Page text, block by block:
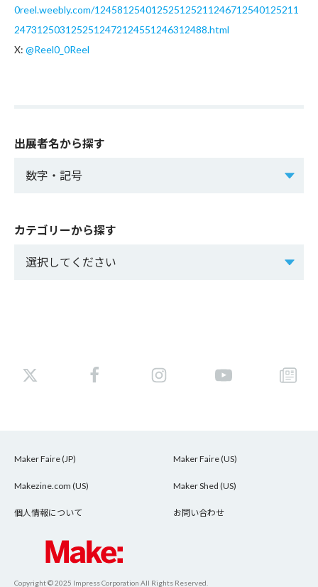
0reel.weebly.com/124581254012525125211246712540125211
2473125031252512472124551246312488.html
X: @Reel0_0Reel
出展者名から探す
カテゴリーから探す
Maker Faire (JP) Maker Faire (US)
Makezine.com (US) Maker Shed (US)
個人情報について お問い合わせ
Copyright © 2025 Impress Corporation All Rights Reserved.